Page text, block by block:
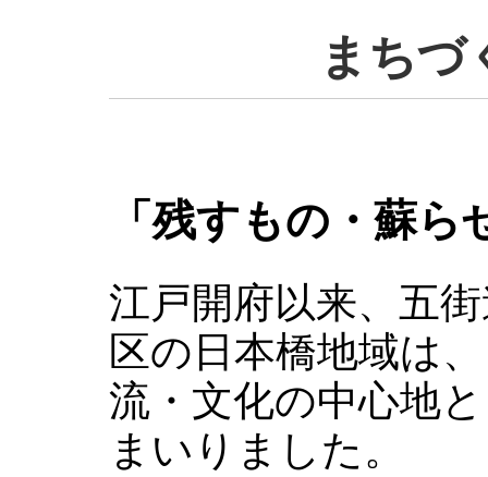
まち
「残すもの・蘇
江戸開府以来、五
区の日本橋地域は
流・文化の中心地
まいりました。